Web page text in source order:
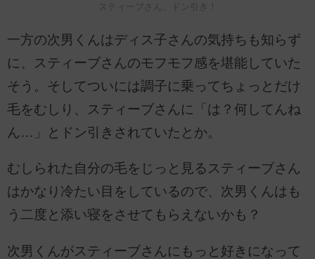
スティーブさん、ドン引き！
一方の次男くんはディス子さんの気持ちも知らず
に、スティーブさんのモフモフ感を堪能していた
そう。そしてついには調子に乗ってちょっとだけ
毛をむしり、スティーブさんに「は？何してんね
ん…」とドン引きされていたとか。
むしられた自分の毛をじっと見るスティーブさん
はかなり冷たい目をしているので、次男くんはも
う二度と添い寝をさせてもらえないかも？
次男くんがスティーブさんにもっと好きになって